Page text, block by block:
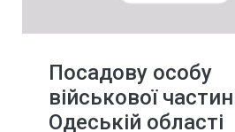
Посадову особу
військової
Одеській області